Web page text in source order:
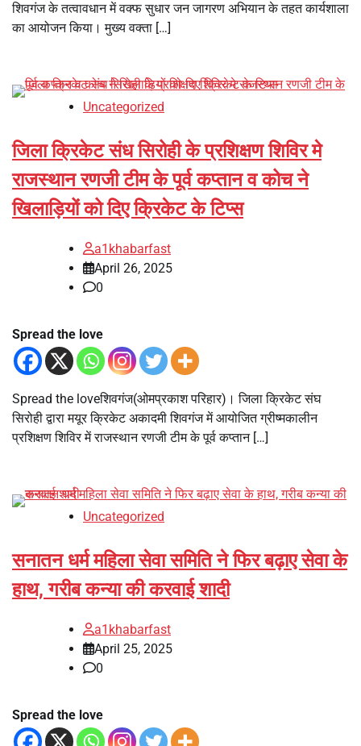
शिवगंज के तत्वावधान में वक्फ सुधार जन जागरण अभियान के तहत कार्यशाला
का आयोजन किया। मुख्य वक्ता […]
Uncategorized
जिला क्रिकेट संध सिरोही के प्रशिक्षण शिविर मे
राजस्थान रणजी टीम के पूर्व कप्तान व कोच ने
खिलाड़ियों को दिए क्रिकेट के टिप्स
a1khabarfast
April 26, 2025
0
Spread the love
Spread the loveशिवगंज(ओमप्रकाश परिहार)। जिला क्रिकेट संघ
सिरोही द्वारा मयूर क्रिकेट अकादमी शिवगंज में आयोजित ग्रीष्मकालीन
प्रशिक्षण शिविर में राजस्थान रणजी टीम के पूर्व कप्तान […]
Uncategorized
सनातन धर्म महिला सेवा समिति ने फिर बढ़ाए सेवा के
हाथ, गरीब कन्या की करवाई शादी
a1khabarfast
April 25, 2025
0
Spread the love